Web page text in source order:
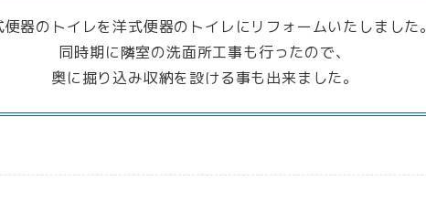
便器のトイレを洋式便器のトイレにリフォームいたしました。
同時期に隣室の洗面所工事も行ったので、
奥に掘り込み収納を設ける事も出来ました。